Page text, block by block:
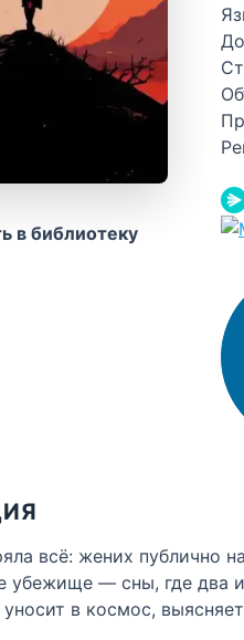
в библиотеку
всё: жених публично
убежище — сны, где два
уносит в космос,